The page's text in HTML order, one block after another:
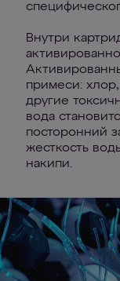
Внутри
примеси:
другие
вода
посторонний
жесткость
накипи.